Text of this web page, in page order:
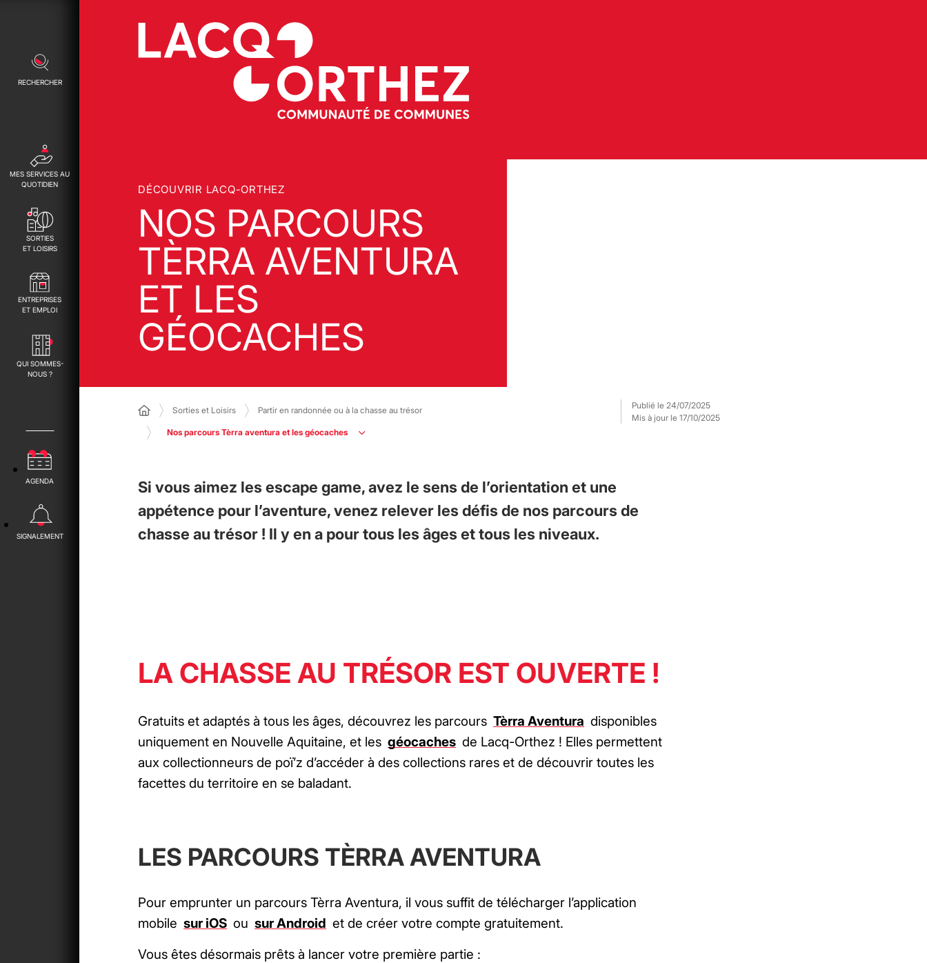
RECHERCHER
MES SERVICES AU
QUOTIDIEN
SORTIES
ET LOISIRS
ENTREPRISES
ET EMPLOI
QUI SOMMES-
NOUS ?
AGENDA
SIGNALEMENT
DÉCOUVRIR LACQ-ORTHEZ
NOS PARCOURS
TÈRRA AVENTURA
ET LES
GÉOCACHES
Sorties et Loisirs Partir en randonnée ou à la chasse au trésor
Nos parcours Tèrra aventura et les géocaches
Publié le 24/07/2025
Mis à jour le 17/10/2025
Si vous aimez les escape game, avez le sens de l’orientation et une
appétence pour l’aventure, venez relever les défis de nos parcours de
chasse au trésor ! Il y en a pour tous les âges et tous les niveaux.
LA CHASSE AU TRÉSOR EST OUVERTE !
Gratuits et adaptés à tous les âges, découvrez les parcours Tèrra Aventura disponibles
uniquement en Nouvelle Aquitaine, et les géocaches de Lacq-Orthez ! Elles permettent
aux collectionneurs de poï’z d’accéder à des collections rares et de découvrir toutes les
facettes du territoire en se baladant.
LES PARCOURS TÈRRA AVENTURA
Pour emprunter un parcours Tèrra Aventura, il vous suffit de télécharger l’application
mobile sur iOS ou sur Android et de créer votre compte gratuitement.
Vous êtes désormais prêts à lancer votre première partie :